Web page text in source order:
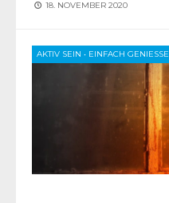
18. NOVEMBER 2020
AKTIV SEIN • EINFACH GENIESSEN